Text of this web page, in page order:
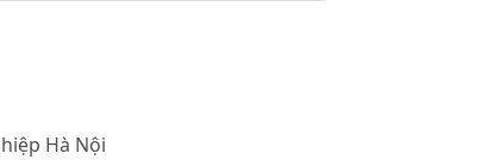
Hà Nội